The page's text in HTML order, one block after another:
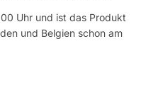
Uhr und ist das Produkt
und Belgien schon am